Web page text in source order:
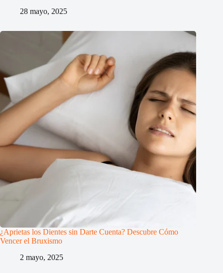
28 mayo, 2025
¿Aprietas los Dientes sin Darte Cuenta? Descubre Cómo
Vencer el Bruxismo
2 mayo, 2025